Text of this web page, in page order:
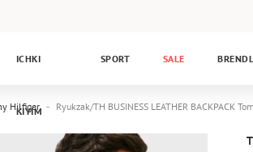
ICHKI
KIYIM
SPORT SALE
Hilfiger Ryukzak/TH BUSINESS LEATHER BACKPACK